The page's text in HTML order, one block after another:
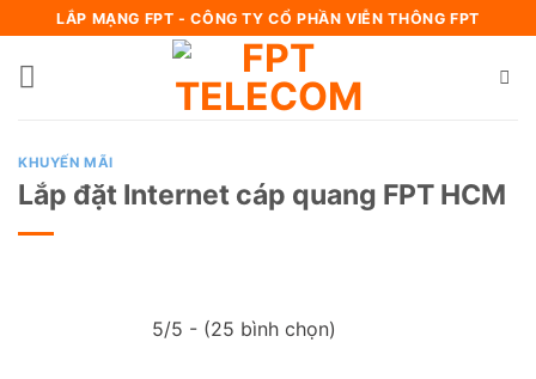
LẮP MẠNG FPT - CÔNG TY CỔ PHẦN VIỄN THÔNG FPT
KHUYẾN MÃI
Lắp đặt Internet cáp quang FPT HCM
5/5 - (25 bình chọn)